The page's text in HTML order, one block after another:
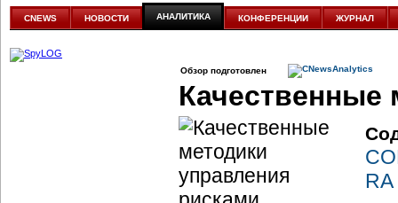
аналитике
CNEWS НОВОСТИ АНАЛИТИКА КОНФЕРЕНЦИИ ЖУРНАЛ
Обзор подготовлен
Качественные
RA